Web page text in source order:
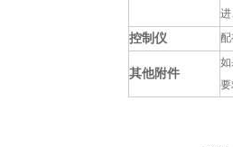
进
控制仪
其他附件
要